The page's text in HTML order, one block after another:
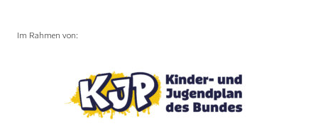
Im Rahmen von: